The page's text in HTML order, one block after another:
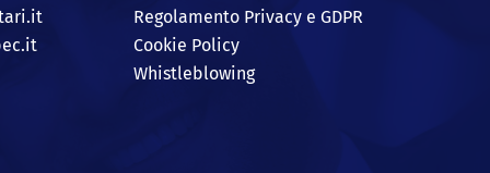
Regolamento Privacy e GDPR
Cookie Policy
Whistleblowing